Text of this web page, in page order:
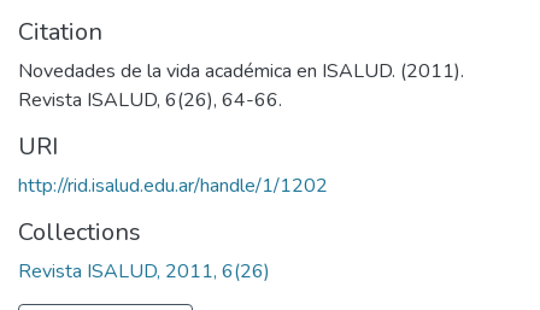
Citation
Novedades de la vida académica en ISALUD. (2011).
Revista ISALUD, 6(26), 64-66.
URI
http://rid.isalud.edu.ar/handle/1/1202
Collections
Revista ISALUD, 2011, 6(26)